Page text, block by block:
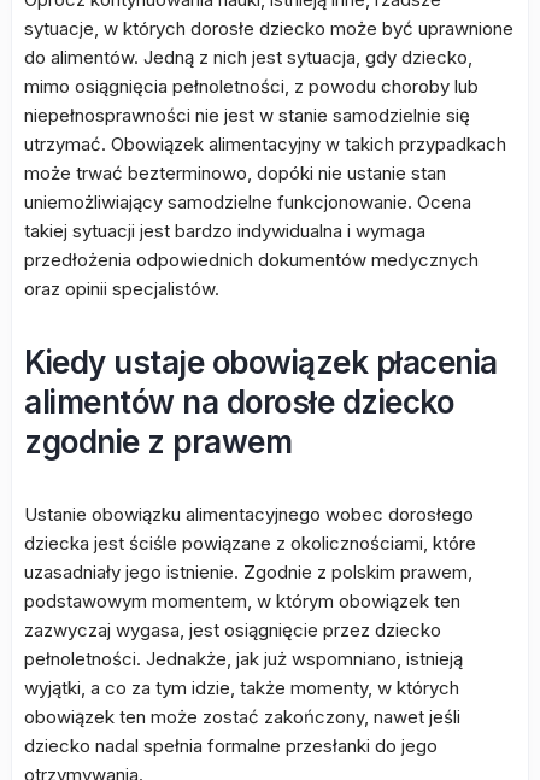
sytuacje, w których dorosłe dziecko może być uprawnione
do alimentów. Jedną z nich jest sytuacja, gdy dziecko,
mimo osiągnięcia pełnoletności, z powodu choroby lub
niepełnosprawności nie jest w stanie samodzielnie się
utrzymać. Obowiązek alimentacyjny w takich przypadkach
może trwać bezterminowo, dopóki nie ustanie stan
uniemożliwiający samodzielne funkcjonowanie. Ocena
takiej sytuacji jest bardzo indywidualna i wymaga
przedłożenia odpowiednich dokumentów medycznych
oraz opinii specjalistów.
Kiedy ustaje obowiązek płacenia
alimentów na dorosłe dziecko
zgodnie z prawem
Ustanie obowiązku alimentacyjnego wobec dorosłego
dziecka jest ściśle powiązane z okolicznościami, które
uzasadniały jego istnienie. Zgodnie z polskim prawem,
podstawowym momentem, w którym obowiązek ten
zazwyczaj wygasa, jest osiągnięcie przez dziecko
pełnoletności. Jednakże, jak już wspomniano, istnieją
wyjątki, a co za tym idzie, także momenty, w których
obowiązek ten może zostać zakończony, nawet jeśli
dziecko nadal spełnia formalne przesłanki do jego
otrzymywania.